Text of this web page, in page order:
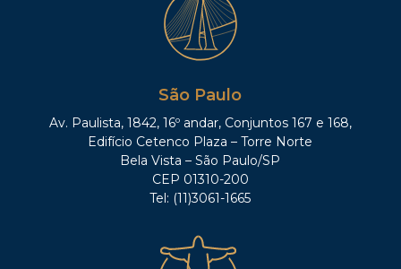
São Paulo
Av. Paulista, 1842, 16º andar, Conjuntos 167 e 168,
Edifício Cetenco Plaza – Torre Norte
Bela Vista – São Paulo/SP
CEP 01310-200
Tel: (11)3061-1665